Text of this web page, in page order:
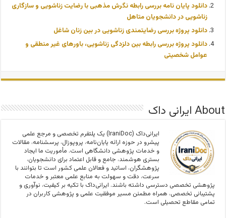
دانلود پایان نامه بررسی رابطه نگرش مذهبی با رضایت زناشویی و سازگاری
زناشویی در دانشجویان متاهل
دانلود پروژه بررسی رضایتمندی زناشویی در بین زنان شاغل
دانلود پروژه بررسی رابطه بین دلزدگی زناشویی، باورهای غیر منطقی و
عوامل شخصیتی
About ایرانی داک
ایرانی‌داک (IraniDoc) یک پلتفرم تخصصی و مرجع علمی
پیشرو در حوزه ارائه پایان‌نامه، پروپوزال، پرسشنامه، مقالات
و خدمات پژوهشی دانشگاهی است. مأموریت ما ایجاد
بستری هوشمند، جامع و قابل اعتماد برای دانشجویان،
پژوهشگران، اساتید و فعالان علمی کشور است تا بتوانند با
سرعت، دقت و سهولت به منابع علمی معتبر و خدمات
پژوهشی تخصصی دسترسی داشته باشند. ایرانی‌داک با تکیه بر کیفیت، نوآوری و
پشتیبانی تخصصی، همراه مطمئن مسیر موفقیت علمی و پژوهشی کاربران در
تمامی مقاطع تحصیلی است.